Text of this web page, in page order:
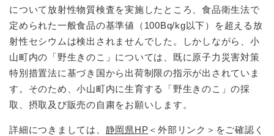
について放射性物質検査を実施したところ、食品衛生法で
定められた一般食品の基準値（100Bq/kg以下）を超える放
射性セシウムは検出されませんでした。しかしながら、小
山町内の「野生きのこ」については、既に原子力災害対策
特別措置法に基づき国から出荷制限の指示が出されていま
す。そのため、小山町内に生育する「野生きのこ」の採
取、摂取及び販売の自粛をお願いします。
詳細につきましては、 静岡県HP ＜外部リンク＞ をご確認く